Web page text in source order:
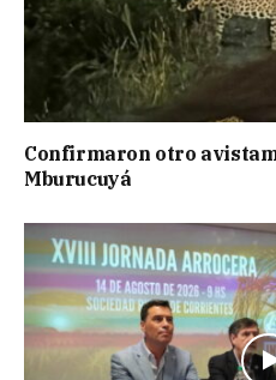
Confirmaron otro
Mburucuyá